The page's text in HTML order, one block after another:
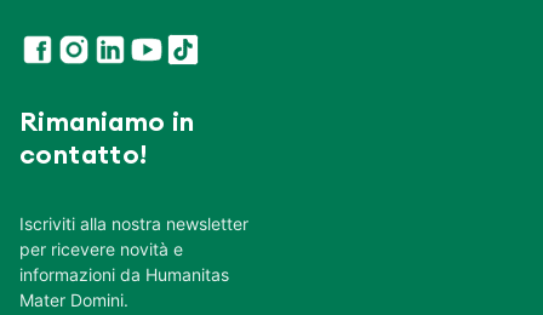
Rimaniamo in
contatto!
Iscriviti alla nostra newsletter
per ricevere novità e
informazioni da Humanitas
Mater Domini.